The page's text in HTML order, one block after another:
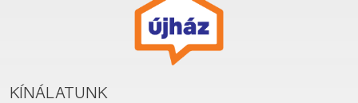
KÍNÁLATUNK